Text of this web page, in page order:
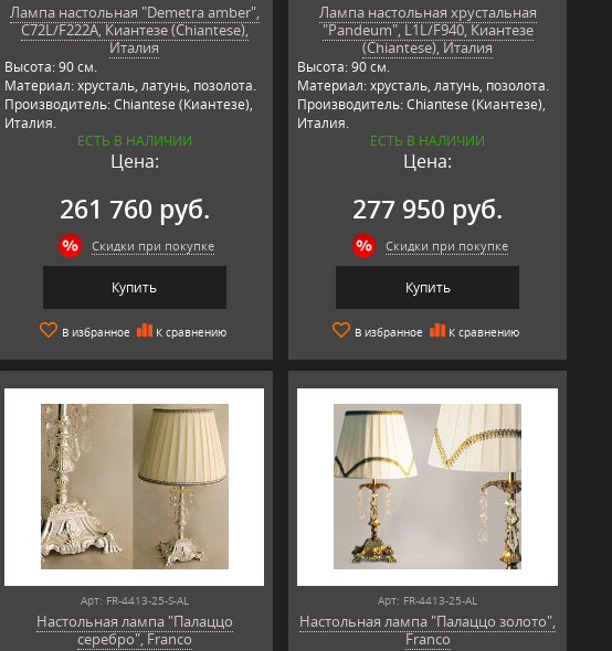
Лампа настольная "Demetra amber",
C72L/F222A, Киантезе (Chiantese),
Италия
Высота: 90 см.
Материал: хрусталь, латунь, позолота.
Производитель: Chiantese (Киантезе),
Италия.
ЕСТЬ В НАЛИЧИИ
Цена:
261 760 руб.
Скидки при покупке
Купить
В избранное К сравнению
Лампа настольная хрустальная
"Pandeum", L1L/F940, Киантезе
(Chiantese), Италия
Высота: 90 см.
Материал: хрусталь, латунь, позолота.
Производитель: Chiantese (Киантезе),
Италия.
ЕСТЬ В НАЛИЧИИ
Цена:
277 950 руб.
Скидки при покупке
Купить
В избранное К сравнению
Арт: FR-4413-25-S-AL
Настольная лампа "Палаццо
серебро", Franco
Арт: FR-4413-25-AL
Настольная лампа "Палаццо золото",
Franco